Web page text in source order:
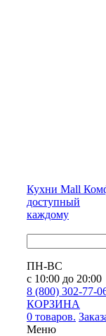
Кухни Mall
доступный
каждому
ПН-ВС
с 10:00 до 20:00
8 (800) 302-77-
КОРЗИНА
0 товаров.
Меню